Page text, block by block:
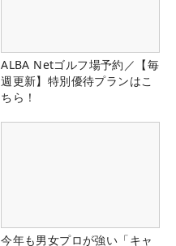
ALBA Netゴルフ場予約／【毎
週更新】特別優待プランはこ
ちら！
今年も男女プロが強い「キャ